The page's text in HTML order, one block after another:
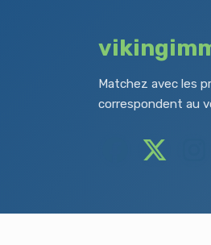
Matchez avec les
correspondent au